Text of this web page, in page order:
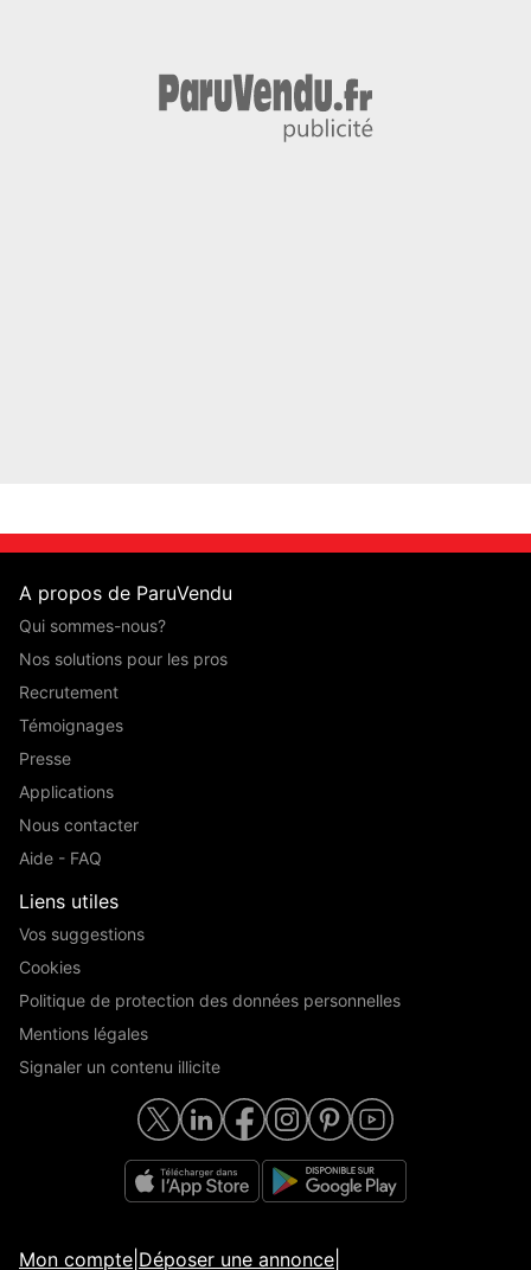
A propos de ParuVendu
Qui sommes-nous?
Nos solutions pour les pros
Recrutement
Témoignages
Presse
Applications
Nous contacter
Aide - FAQ
Liens utiles
Vos suggestions
Cookies
Politique de protection des données personnelles
Mentions légales
Signaler un contenu illicite
Mon compte Déposer une annonce